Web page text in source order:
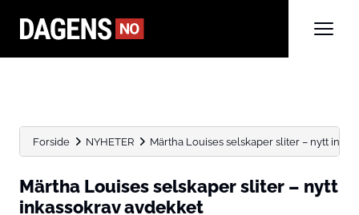
Forside NYHETER Märtha Louises selskaper sliter – nytt
Märtha Louises selskaper sliter – nytt
inkassokrav avdekket